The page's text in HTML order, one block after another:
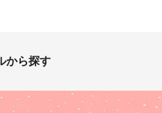
から探す